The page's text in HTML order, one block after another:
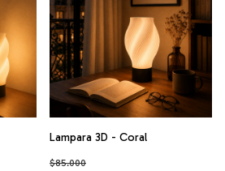
Lampara 3D - Coral
$85.000